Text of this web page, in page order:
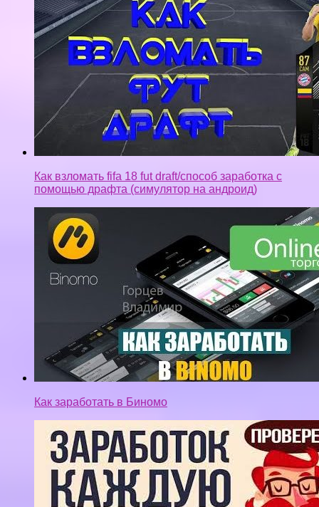
Как взломать fifa 18 fut draft/способ заработка с
помощью драфта (симулятор на андроид)
Как заработать в Биномо